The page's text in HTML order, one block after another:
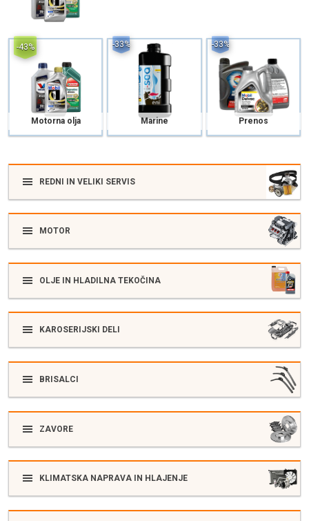
Motorna olja
-43%
Marine
-33%
Prenos
-33%
REDNI IN VELIKI SERVIS
MOTOR
OLJE IN HLADILNA TEKOČINA
KAROSERIJSKI DELI
BRISALCI
ZAVORE
KLIMATSKA NAPRAVA IN HLAJENJE